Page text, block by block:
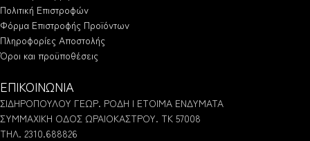
Πολιτική Επιστροφών
Φόρμα Επιστροφής Προϊόντων
Πληροφορίες Αποστολής
Όροι και προϋποθέσεις
ΕΠΙΚΟΙΝΩΝΙΑ
ΣΙΔΗΡΟΠΟΥΛΟΥ ΓΕΩΡ. ΡΟΔΗ | ΕΤΟΙΜΑ ΕΝΔΥΜΑΤΑ
ΣΥΜΜΑΧΙΚΗ ΟΔΟΣ ΩΡΑΙΟΚΑΣΤΡΟΥ. ΤΚ 57008
ΤΗΛ. 2310.688826